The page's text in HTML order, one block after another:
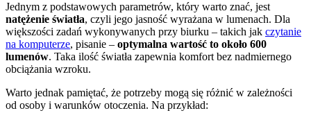
Jednym z podstawowych parametrów, który warto znać, jest
natężenie światła, czyli jego jasność wyrażana w lumenach. Dla
większości zadań wykonywanych przy biurku – takich jak czytanie
na komputerze, pisanie – optymalna wartość to około 600
lumenów. Taka ilość światła zapewnia komfort bez nadmiernego
obciążania wzroku.
Warto jednak pamiętać, że potrzeby mogą się różnić w zależności
od osoby i warunków otoczenia. Na przykład: